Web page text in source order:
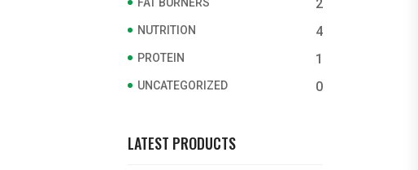
2
NUTRITION 4
PROTEIN 1
UNCATEGORIZED 0
LATEST PRODUCTS